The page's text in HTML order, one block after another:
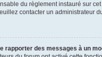
du règlement instauré sur
contacter un administrateur
rapporter des messages à un